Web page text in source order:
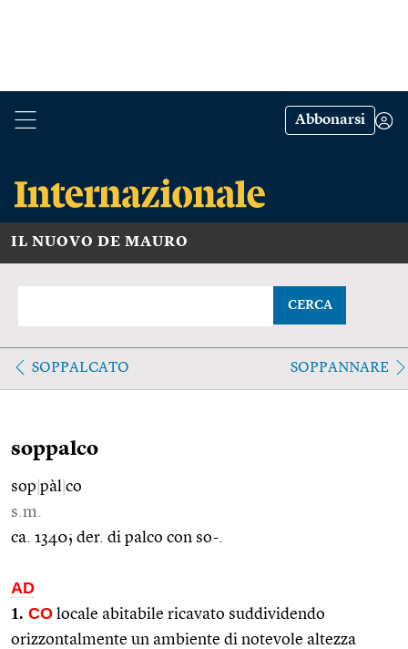
Abbonarsi
IL NUOVO DE MAURO
CERCA
SOPPALCATO SOPPANNARE
soppalco
sop pàl co
s.m.
ca. 1340; der. di palco con so-.
AD
1. CO locale abitabile ricavato suddividendo
orizzontalmente un ambiente di notevole altezza